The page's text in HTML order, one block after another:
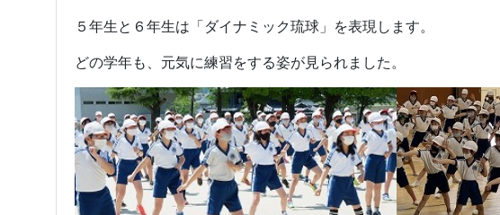
５年生と６年生は「ダイナミック琉球」を表現します。
どの学年も、元気に練習をする姿が見られました。